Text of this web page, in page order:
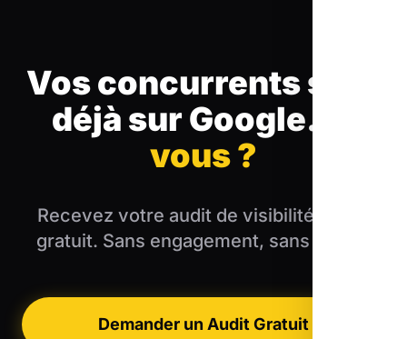
Vos concurrents sont
déjà sur Google.
vous ?
Recevez votre audit de visibilité locale
gratuit. Sans engagement, sans blabla.
Demander un Audit Gratuit